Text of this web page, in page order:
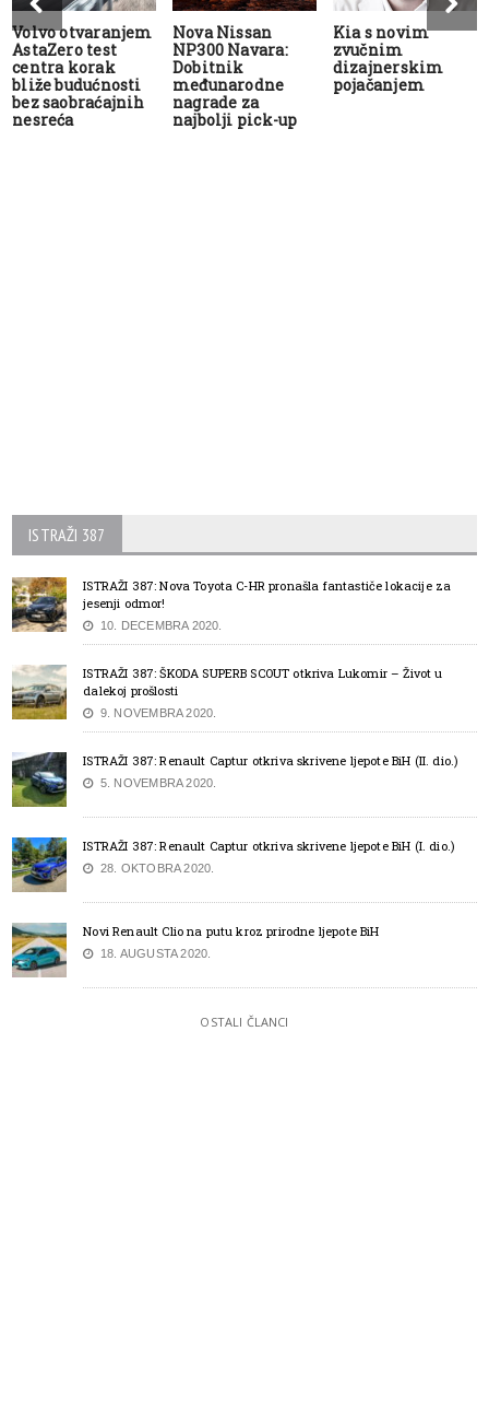
Volvo otvaranjem
AstaZero test
centra korak
bliže budućnosti
bez saobraćajnih
nesreća
Nova Nissan
NP300 Navara:
Dobitnik
međunarodne
nagrade za
najbolji pick-up
Kia s novim
zvučnim
dizajnerskim
pojačanjem
ISTRAŽI 387
ISTRAŽI 387: Nova Toyota C-HR pronašla fantastiče lokacije za
jesenji odmor!
10. DECEMBRA 2020.
ISTRAŽI 387: ŠKODA SUPERB SCOUT otkriva Lukomir – Život u
dalekoj prošlosti
9. NOVEMBRA 2020.
ISTRAŽI 387: Renault Captur otkriva skrivene ljepote BiH (II. dio.)
5. NOVEMBRA 2020.
ISTRAŽI 387: Renault Captur otkriva skrivene ljepote BiH (I. dio.)
28. OKTOBRA 2020.
Novi Renault Clio na putu kroz prirodne ljepote BiH
18. AUGUSTA 2020.
OSTALI ČLANCI